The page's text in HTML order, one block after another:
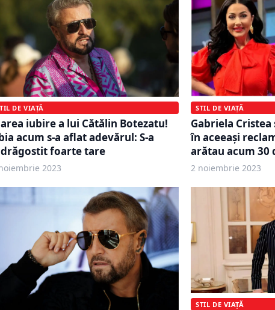
DE VIAȚĂ
iubire a lui Cătălin Botezatu!
acum s-a aflat adevărul: S-a
foarte tare
2023
STIL DE VIAȚĂ
Gabriela
în aceeaşi
arătau acum 30
2 noiembrie 2023
STIL DE VIAȚĂ